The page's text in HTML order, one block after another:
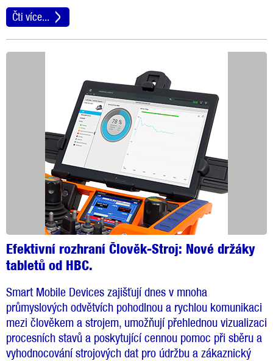
Čti více...
Efektivní rozhraní Člověk-Stroj: Nové držáky
tabletů od HBC.
Smart Mobile Devices zajišťují dnes v mnoha
průmyslových odvětvích pohodlnou a rychlou komunikaci
mezi člověkem a strojem, umožňují přehlednou vizualizaci
procesních stavů a poskytující cennou pomoc při sběru a
vyhodnocování strojových dat pro údržbu a zákaznický